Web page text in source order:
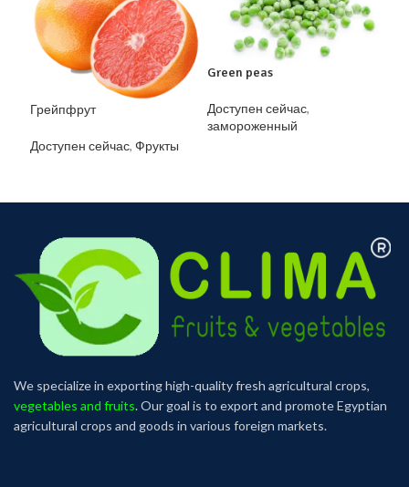
Грейпфрут
Доступен сейчас, Фрукты
Green peas
Доступен сейчас,
замороженный
We specialize in exporting high-quality fresh agricultural crops,
vegetables and fruits. Our goal is to export and promote Egyptian
agricultural crops and goods in various foreign markets.